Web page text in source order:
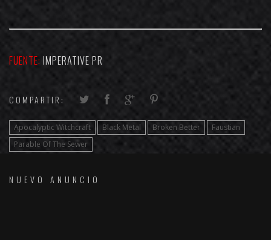
FUENTE: IMPERATIVE PR
COMPARTIR:
Apocalyptic Witchcraft Black Metal Broken Better
Faustian
Parable Of The Sewer
NUEVO ANUNCIO